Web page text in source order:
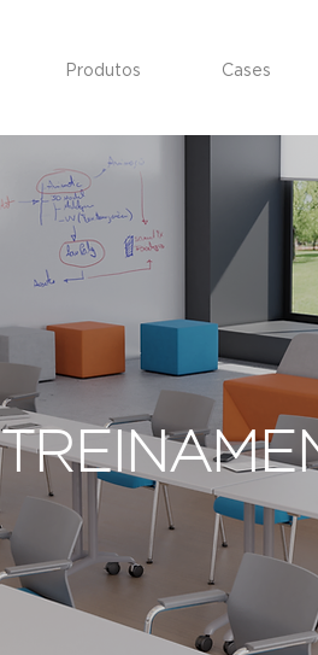
Produtos Cases